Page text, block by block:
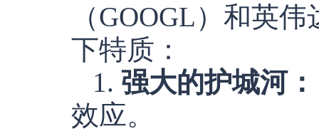
（GOOGL）和英
下特质：
1. 强大的护城河：
效应。